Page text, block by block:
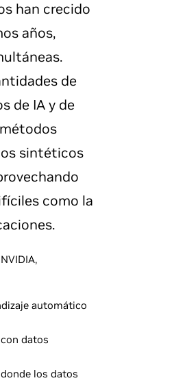
han crecido
años,
de
de IA y de
sintéticos
como la
automático
datos
los datos